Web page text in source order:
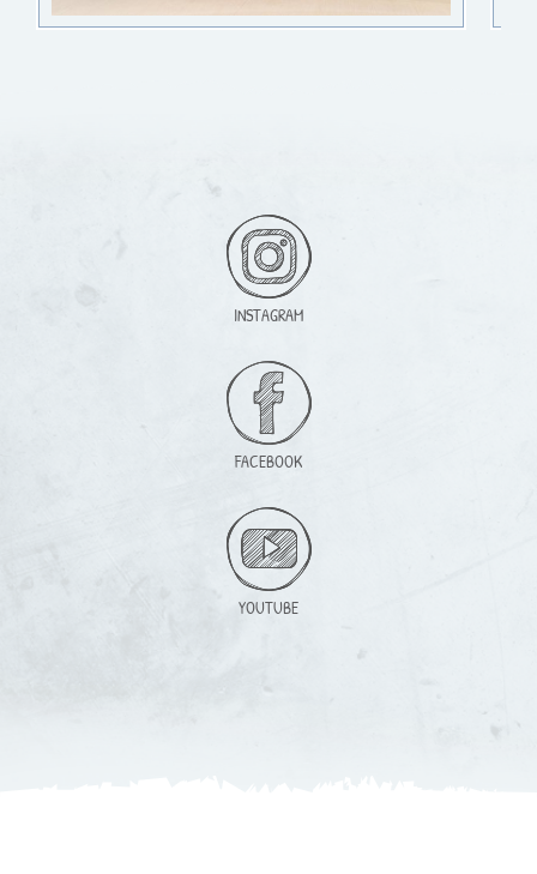
INSTAGRAM
FACEBOOK
YOUTUBE